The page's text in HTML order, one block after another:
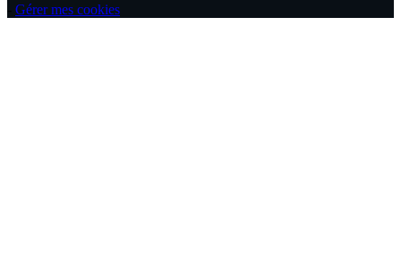
Gérer mes cookies